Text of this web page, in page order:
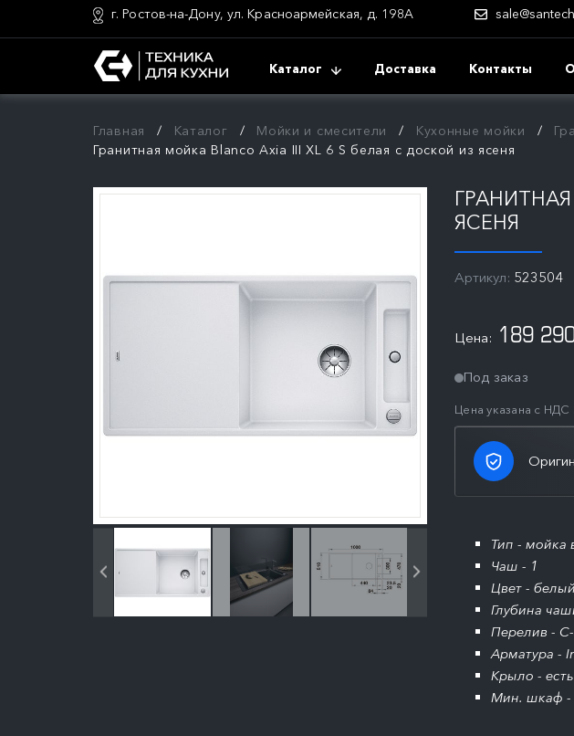
г. Ростов-на-Дону, ул. Красноармейская, д. 198А
Каталог Доставка Контакты
Главная Каталог Мойки и смесители Кухонные мойки
Гранитная мойка Blanco Axia III XL 6 S белая с доской из ясеня
ЯСЕНЯ
Артикул: 523504
Цена: 189
Под заказ
Цена указана с
Тип - мойка
Чаш - 1
Цвет -
Глубина
Перелив -
Арматура -
Крыло - есть
Мин. шкаф -